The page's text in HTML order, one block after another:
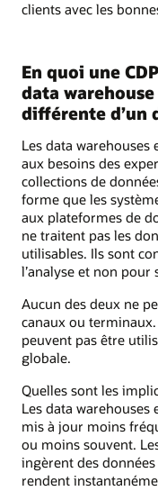
clients avec les
En quoi une
data
différente d’un
Les data warehouses
aux besoins des
collections de
forme que les
aux plateformes de
ne traitent pas les
utilisables. Ils sont
l’analyse et non
Aucun des deux ne
canaux ou
peuvent pas être
globale.
Quelles sont les
Les data
mis à jour moins
ou moins souvent.
ingèrent des
rendent